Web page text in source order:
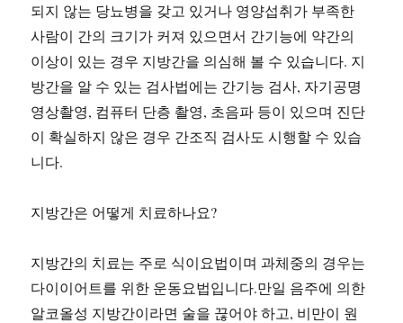
되지 않는 당뇨병을 갖고 있거나 영양섭취가 부족한
사람이 간의 크기가 커져 있으면서 간기능에 약간의
이상이 있는 경우 지방간을 의심해 볼 수 있습니다. 지
방간을 알 수 있는 검사법에는 간기능 검사, 자기공명
영상촬영, 컴퓨터 단층 촬영, 초음파 등이 있으며 진단
이 확실하지 않은 경우 간조직 검사도 시행할 수 있습
니다.
지방간은 어떻게 치료하나요?
지방간의 치료는 주로 식이요법이며 과체중의 경우는
다이이어트를 위한 운동요법입니다.만일 음주에 의한
알코올성 지방간이라면 술을 끊어야 하고, 비만이 원